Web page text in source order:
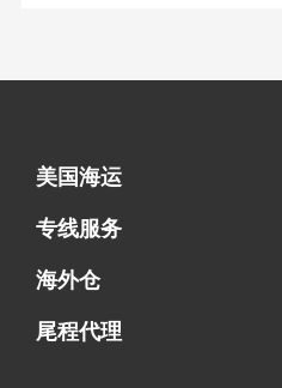
美国海运
海运拼柜
海运整柜
美国海卡
加拿大海运
专线服务
FBA专线直送
超大件专线
AWD专线
电池专线
海外仓
一件代发
FBA中转
贴标换标
拆柜/存储
尾程代理